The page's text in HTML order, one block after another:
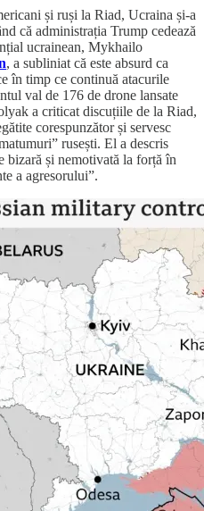
și ruși la Riad, Ucraina și-a
că administrația Trump cedează
ucrainean, Mykhailo
, a subliniat că este absurd ca
în timp ce continuă atacurile
val de 176 de drone lansate
a criticat discuțiile de la Riad,
corespunzător și servesc
rusești. El a descris
bizară și nemotivată la forță în
a agresorului”.